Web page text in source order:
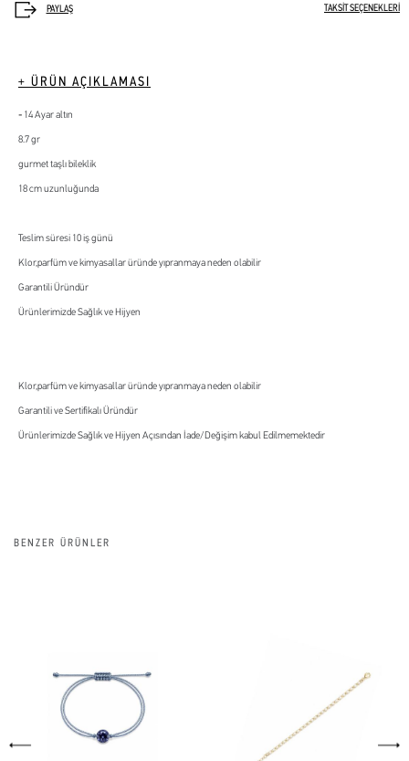
TAKSİT SEÇENEKLERİ
+ ÜRÜN AÇIKLAMASI
14 Ayar altın
8.7 gr
gurmet taşlı bileklik
18 cm uzunluğunda
Teslim süresi 10 iş günü
Klor,parfüm ve kimyasallar üründe yıpranmaya neden olabilir
Garantili Üründür
Ürünlerimizde Sağlık ve Hijyen
Klor,parfüm ve kimyasallar üründe yıpranmaya neden olabilir
Garantili ve Sertifikalı Üründür
Ürünlerimizde Sağlık ve Hijyen Açısından İade/Değişim kabul Edilmemektedir
BENZER ÜRÜNLER